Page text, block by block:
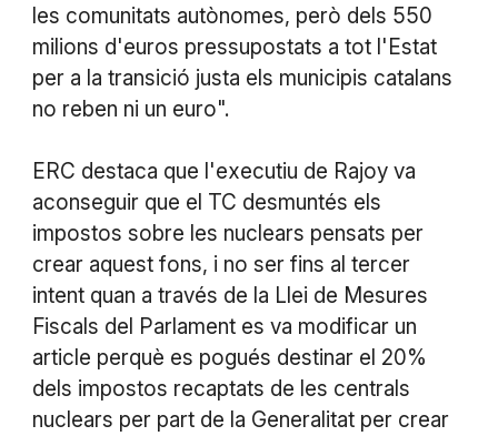
les comunitats autònomes, però dels 550
milions d'euros pressupostats a tot l'Estat
per a la transició justa els municipis catalans
no reben ni un euro".
ERC destaca que l'executiu de Rajoy va
aconseguir que el TC desmuntés els
impostos sobre les nuclears pensats per
crear aquest fons, i no ser fins al tercer
intent quan a través de la Llei de Mesures
Fiscals del Parlament es va modificar un
article perquè es pogués destinar el 20%
dels impostos recaptats de les centrals
nuclears per part de la Generalitat per crear